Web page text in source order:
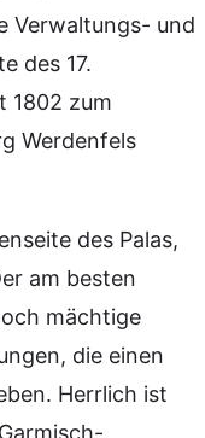
Verwaltungs- und
des 17.
1802 zum
Werdenfels
des Palas,
am besten
mächtige
die einen
Herrlich ist